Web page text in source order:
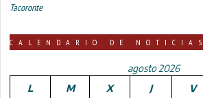
Tacoronte
CALENDARIO DE NOTICIAS
agosto 2026
L
M X J V